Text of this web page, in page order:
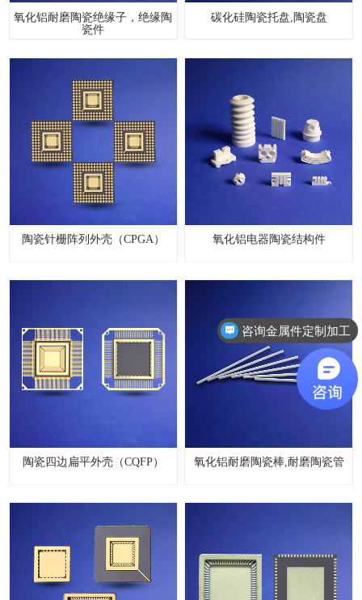
氧化铝耐磨陶瓷绝缘子，绝缘陶
瓷件
碳化硅陶瓷托盘,陶瓷盘
陶瓷针栅阵列外壳（CPGA） 氧化铝电器陶瓷结构件
陶瓷四边扁平外壳（CQFP） 氧化铝耐磨陶瓷棒,耐磨陶瓷管
咨询金属件定制加工